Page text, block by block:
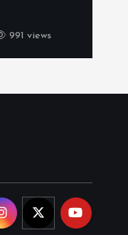
991 views